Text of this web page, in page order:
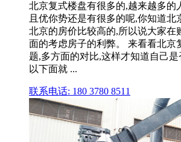
北京复式楼盘有很多的,越来越多的
且优你势还是有很多的呢,你知道北
北京的房价比较高的,所以说大家在
面的考虑房子的利弊。 来看看北京
题,多方面的对比,这样才知道自己
以下面就 ...
联系电话: 180 3780 8511